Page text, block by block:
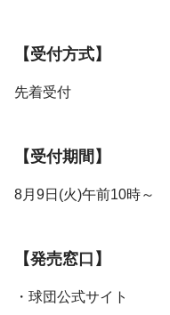
【受付方式】
先着受付
【受付期間】
8月9日(火)午前10時～
【発売窓口】
・球団公式サイト